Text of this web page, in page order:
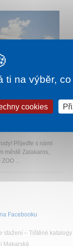
Přijeďte s námi
městě Zalakaros,
...
od2 070 Kč
Facebooku
stažení – Tištěné katalogy
Makarská
ti na výběr,
cookies